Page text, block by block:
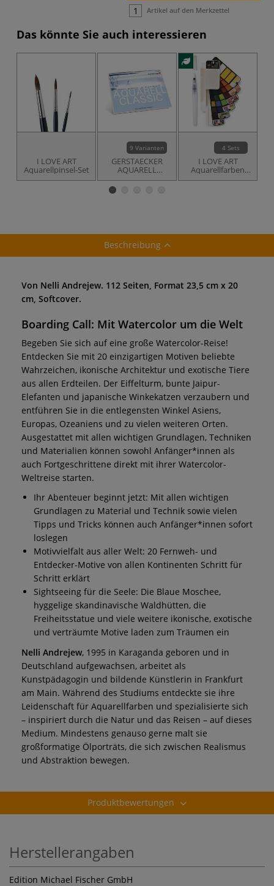
Artikel auf den Merkzettel
Das könnte Sie auch interessieren
I LOVE ART
Aquarellpinsel-Set
9 Varianten
GERSTAECKER
AQUARELL
CLASSIC
Aquarellkarton,
4 Sets
I LOVE ART
Aquarellfarben
Fächer-Set
Beschreibung
Von Nelli Andrejew. 112 Seiten, Format 23,5 cm x 20
cm, Softcover.
Boarding Call: Mit Watercolor um die Welt
Begeben Sie sich auf eine große Watercolor-Reise!
Entdecken Sie mit 20 einzigartigen Motiven beliebte
Wahrzeichen, ikonische Architektur und exotische Tiere
aus allen Erdteilen. Der Eiffelturm, bunte Jaipur-
Elefanten und japanische Winkekatzen verzaubern und
entführen Sie in die entlegensten Winkel Asiens,
Europas, Ozeaniens und zu vielen weiteren Orten.
Ausgestattet mit allen wichtigen Grundlagen, Techniken
und Materialien können sowohl Anfänger*innen als
auch Fortgeschrittene direkt mit ihrer Watercolor-
Weltreise starten.
Ihr Abenteuer beginnt jetzt: Mit allen wichtigen
Grundlagen zu Material und Technik sowie vielen
Tipps und Tricks können auch Anfänger*innen sofort
loslegen
Motivvielfalt aus aller Welt: 20 Fernweh- und
Entdecker-Motive von allen Kontinenten Schritt für
Schritt erklärt
Sightseeing für die Seele: Die Blaue Moschee,
hyggelige skandinavische Waldhütten, die
Freiheitsstatue und viele weitere ikonische, exotische
und verträumte Motive laden zum Träumen ein
Nelli Andrejew, 1995 in Karaganda geboren und in
Deutschland aufgewachsen, arbeitet als
Kunstpädagogin und bildende Künstlerin in Frankfurt
am Main. Während des Studiums entdeckte sie ihre
Leidenschaft für Aquarellfarben und spezialisierte sich
– inspiriert durch die Natur und das Reisen – auf dieses
Medium. Mindestens genauso gerne malt sie
großformatige Ölporträts, die sich zwischen Realismus
und Abstraktion bewegen.
Produktbewertungen
Herstellerangaben
Edition Michael Fischer GmbH